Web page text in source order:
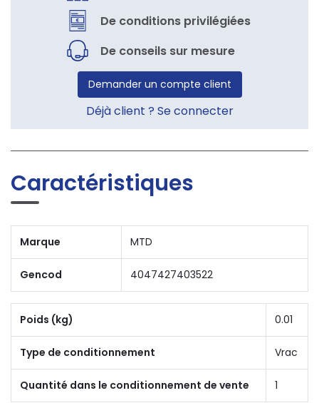
De conditions privilégiées
De conseils sur mesure
Demander un compte client
Déjà client ? Se connecter
Caractéristiques
Marque MTD
Gencod 4047427403522
Poids (kg) 0.01
Type de conditionnement Vrac
Quantité dans le conditionnement de vente 1